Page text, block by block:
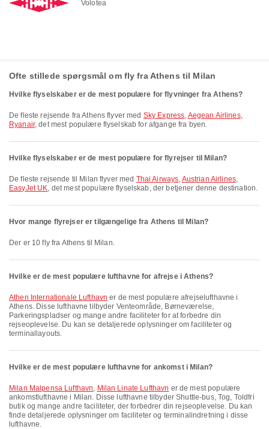
Volotea
Ofte stillede spørgsmål om fly fra Athens til Milan
Hvilke flyselskaber er de mest populære for flyvninger fra Athens?
De fleste rejsende fra Athens flyver med Sky Express, Aegean Airlines,
Ryanair, det mest populære flyselskab for afgange fra byen.
Hvilke flyselskaber er de mest populære for flyrejser til Milan?
De fleste rejsende til Milan flyver med Thai Airways, Austrian Airlines,
EasyJet UK, det mest populære flyselskab, der betjener denne destination.
Hvor mange flyrejser er tilgængelige fra Athens til Milan?
Der er 10 fly fra Athens til Milan.
Hvilke er de mest populære lufthavne for afrejse i Athens?
Athen Internationale Lufthavn er de mest populære afrejselufthavne i
Athens. Disse lufthavne tilbyder Venteområde, Børneværelse,
Parkeringspladser og mange andre faciliteter for at forbedre din
rejseoplevelse. Du kan se detaljerede oplysninger om faciliteter og
terminallayouts.
Hvilke er de mest populære lufthavne for ankomst i Milan?
Milan Malpensa Lufthavn, Milan Linate Lufthavn er de mest populære
ankomstlufthavne i Milan. Disse lufthavne tilbyder Shuttle-bus, Tog, Toldfri
butik og mange andre faciliteter, der forbedrer din rejseoplevelse. Du kan
finde detaljerede oplysninger om faciliteter og terminalindretning i disse
lufthavne.